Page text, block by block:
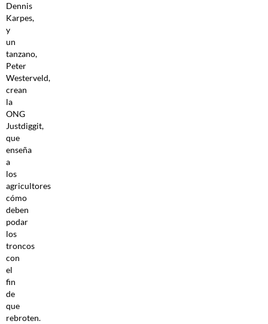
Dennis
Karpes,
y
un
tanzano,
Peter
Westerveld,
crean
la
ONG
Justdiggit,
que
enseña
a
los
agricultores
cómo
deben
podar
los
troncos
con
el
fin
de
que
rebroten.